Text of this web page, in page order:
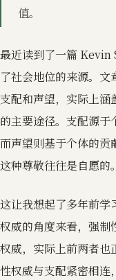
值。
最近读到了一篇 Kevin
了社会地位的来源。
支配和声望，实际上涵
的主要途径。支配源于
而声望则基于个体的贡
这种尊敬往往是自愿的。
这让我想起了多年前学
权威的角度来看，强制
权威，实际上前两者也
性权威与支配紧密相连